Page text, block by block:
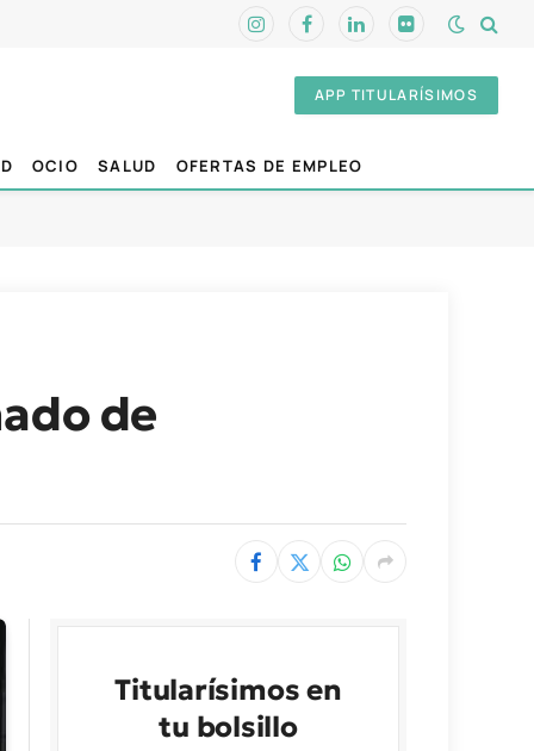
InstagramFacebookLinkedInFlickr
APP TITULARÍSIMOS
OCIO SALUD OFERTAS DE EMPLEO
de
Titularísimos en
tu bolsillo